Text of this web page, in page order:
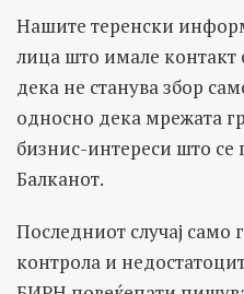
Нашите теренски
лица што имале контакт
дека не станува збор
односно дека мрежата
бизнис-интереси што се
Балканот.
Последниот случај само
контрола и